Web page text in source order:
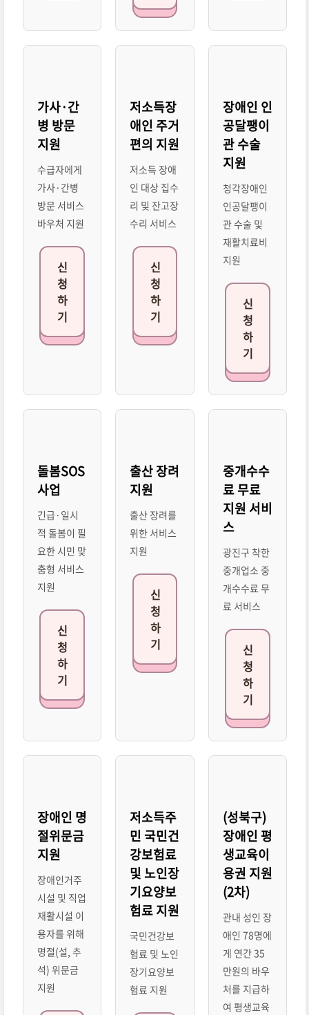
가사·간
병 방문
지원
수급자에게
가사·간병
방문 서비스
바우처 지원
신
청
하
기
저소득장
애인 주거
편의 지원
저소득 장애
인 대상 집수
리 및 잔고장
수리 서비스
신
청
하
기
장애인 인
공달팽이
관 수술
지원
청각장애인
인공달팽이
관 수술 및
재활치료비
지원
신
청
하
기
돌봄SOS
사업
긴급·일시
적 돌봄이 필
요한 시민 맞
춤형 서비스
지원
신
청
하
기
출산 장려
지원
출산 장려를
위한 서비스
지원
신
청
하
기
중개수수
료 무료
지원 서비
스
광진구 착한
중개업소 중
개수수료 무
료 서비스
신
청
하
기
장애인 명
절위문금
지원
장애인거주
시설 및 직업
재활시설 이
용자를 위해
명절(설, 추
석) 위문금
지원
저소득주
민 국민건
강보험료
및 노인장
기요양보
험료 지원
국민건강보
험료 및 노인
장기요양보
험료 지원
(성북구)
장애인 평
생교육이
용권 지원
(2차)
관내 성인 장
애인 78명에
게 연간 35
만원의 바우
처를 지급하
여 평생교육